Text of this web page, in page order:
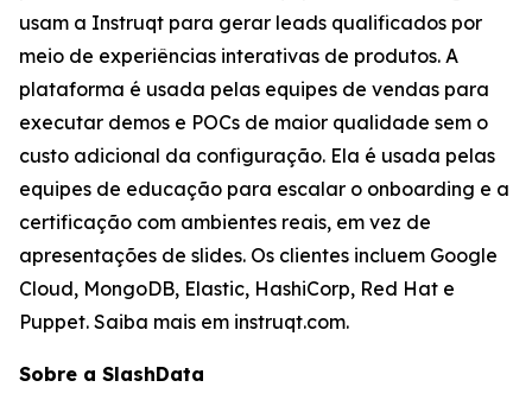
usam a Instruqt para gerar leads qualificados por
meio de experiências interativas de produtos. A
plataforma é usada pelas equipes de vendas para
executar demos e POCs de maior qualidade sem o
custo adicional da configuração. Ela é usada pelas
equipes de educação para escalar o onboarding e a
certificação com ambientes reais, em vez de
apresentações de slides. Os clientes incluem Google
Cloud, MongoDB, Elastic, HashiCorp, Red Hat e
Puppet. Saiba mais em instruqt.com.
Sobre a SlashData